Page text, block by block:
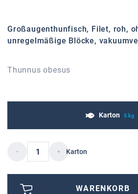
Großaugenthunfisch, Filet, roh,
unregelmäßige Blöcke,
Thunnus obesus
Karton 5 kg
Karton
WARENKORB